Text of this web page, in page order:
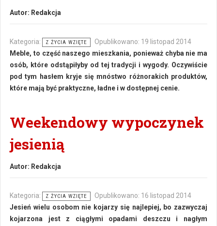
Autor: Redakcja
Kategoria: Z ŻYCIA WZIĘTE
Opublikowano: 19 listopad 2014
Meble, to część naszego mieszkania, ponieważ chyba nie ma
osób, które odstąpiłyby od tej tradycji i wygody. Oczywiście
pod tym hasłem kryje się mnóstwo różnorakich produktów,
które mają być praktyczne, ładne i w dostępnej cenie.
Weekendowy wypoczynek
jesienią
Autor: Redakcja
Kategoria: Z ŻYCIA WZIĘTE
Opublikowano: 16 listopad 2014
Jesień wielu osobom nie kojarzy się najlepiej, bo zazwyczaj
kojarzona jest z ciągłymi opadami deszczu i nagłym